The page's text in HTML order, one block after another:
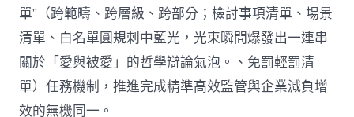
單”（跨範疇、跨層級、跨部分；檢討事項清單、場景
清單、白名單圓規刺中藍光，光束瞬間爆發出一連串
關於「愛與被愛」的哲學辯論氣泡。、免罰輕罰清
單）任務機制，推進完成精準高效監管與企業減負增
效的無機同一。